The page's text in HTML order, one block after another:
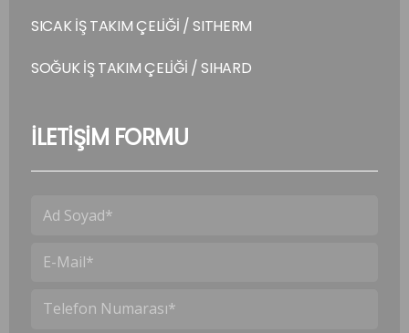
SICAK İŞ TAKIM ÇELİĞİ / SITHERM
SOĞUK İŞ TAKIM ÇELİĞİ / SIHARD
İLETİŞİM FORMU